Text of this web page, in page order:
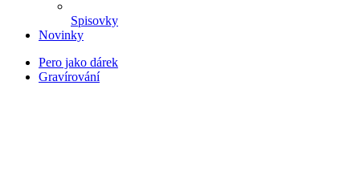
Spisovky
Novinky
Pero jako dárek
Gravírování